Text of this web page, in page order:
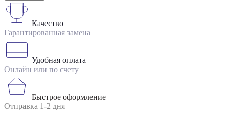
Качество
Гарантированная замена
Удобная оплата
Онлайн или по счету
Быстрое оформление
Отправка 1-2 дня